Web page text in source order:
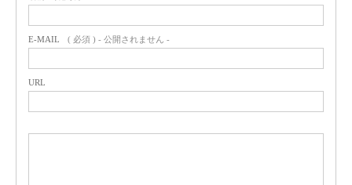
E-MAIL ( 必須 ) - 公開されません -
URL